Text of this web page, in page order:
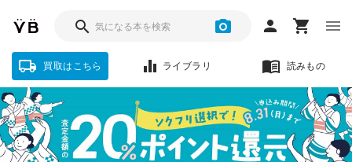
買取はこちら ライブラリ 読みもの